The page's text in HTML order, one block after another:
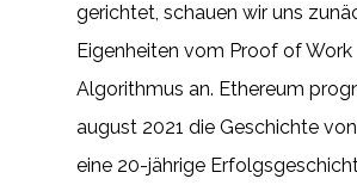
gerichtet, schauen wir uns
Eigenheiten vom Proof of Work
Algorithmus an. Ethereum
august 2021 die Geschichte
eine 20-jährige